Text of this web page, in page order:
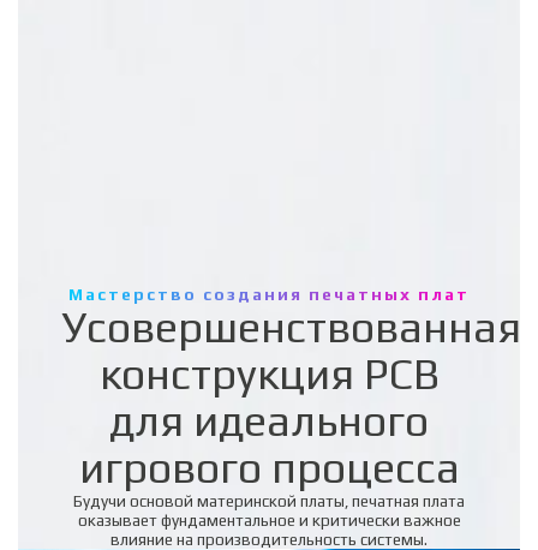
Мастерство создания печатных плат
Усовершенствованная
конструкция PCB
для идеального
игрового процесса
Будучи основой материнской платы, печатная плата
оказывает фундаментальное и критически важное
влияние на производительность системы.